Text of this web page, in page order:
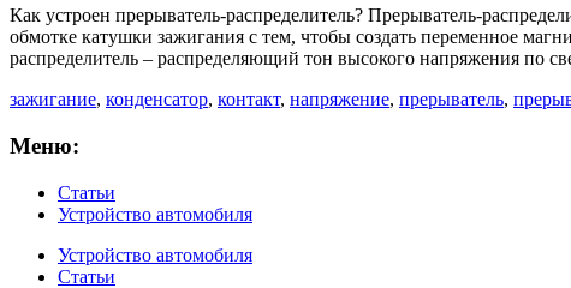
Как устроен прерыватель-распределитель? Прерыватель-
обмотке катушки зажигания с тем, чтобы создать переменное
распределитель – распределяющий тон высокого напряжения по
зажигание, конденсатор, контакт, напряжение, прерыватель,
Меню:
Статьи
Устройство автомобиля
Устройство автомобиля
Статьи